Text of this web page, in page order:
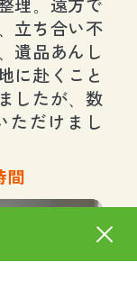
理。遠方で
立ち合い不
遺品あんし
に赴くこと
したが、数
ただけまし
間